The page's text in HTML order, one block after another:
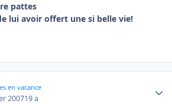
pattes
lui avoir offert une si belle vie!
en vacance
200719 a